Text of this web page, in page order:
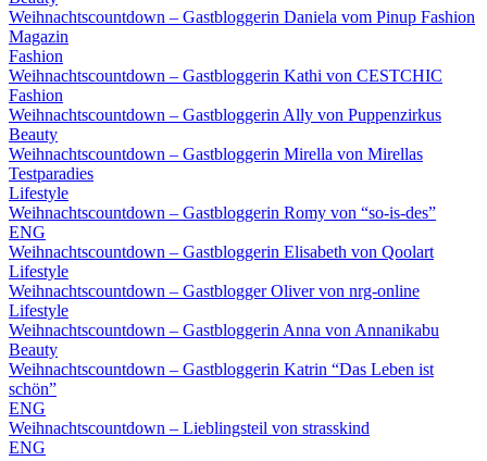
Weihnachtscountdown – Gastbloggerin Daniela vom Pinup Fashion
Magazin
Fashion
Weihnachtscountdown – Gastbloggerin Kathi von CESTCHIC
Fashion
Weihnachtscountdown – Gastbloggerin Ally von Puppenzirkus
Beauty
Weihnachtscountdown – Gastbloggerin Mirella von Mirellas
Testparadies
Lifestyle
Weihnachtscountdown – Gastbloggerin Romy von “so-is-des”
ENG
Weihnachtscountdown – Gastbloggerin Elisabeth von Qoolart
Lifestyle
Weihnachtscountdown – Gastblogger Oliver von nrg-online
Lifestyle
Weihnachtscountdown – Gastbloggerin Anna von Annanikabu
Beauty
Weihnachtscountdown – Gastbloggerin Katrin “Das Leben ist
schön”
ENG
Weihnachtscountdown – Lieblingsteil von strasskind
ENG